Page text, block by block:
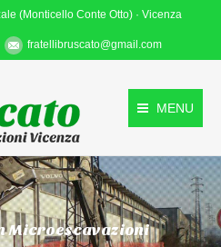
(Monticello Conte Otto) · Vicenza
fratellibruscato@gmail.com
MENU
Microescavazioni